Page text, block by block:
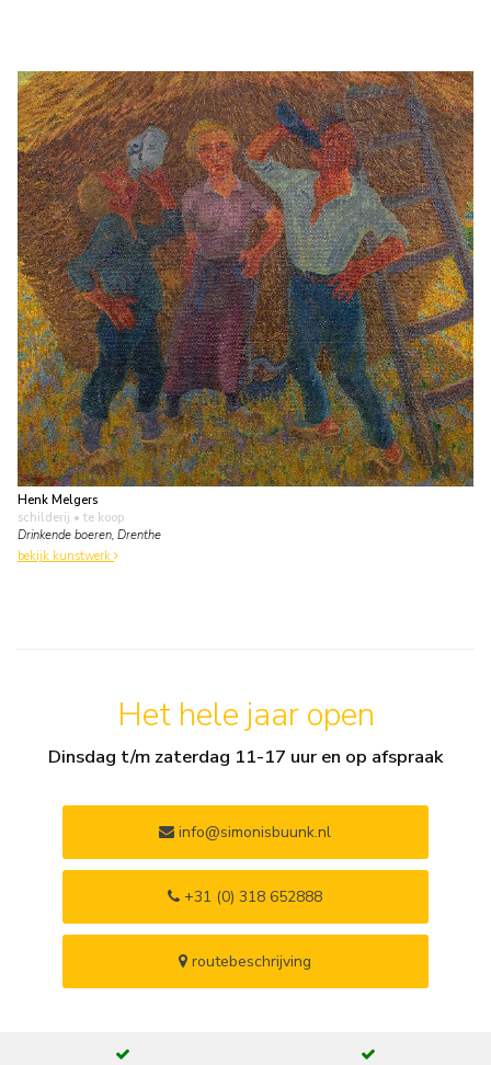
Henk Melgers
schilderij • te koop
Drinkende boeren, Drenthe
bekijk kunstwerk
Het hele jaar open
Dinsdag t/m zaterdag 11-17 uur en op afspraak
info@simonisbuunk.nl
+31 (0) 318 652888
routebeschrijving